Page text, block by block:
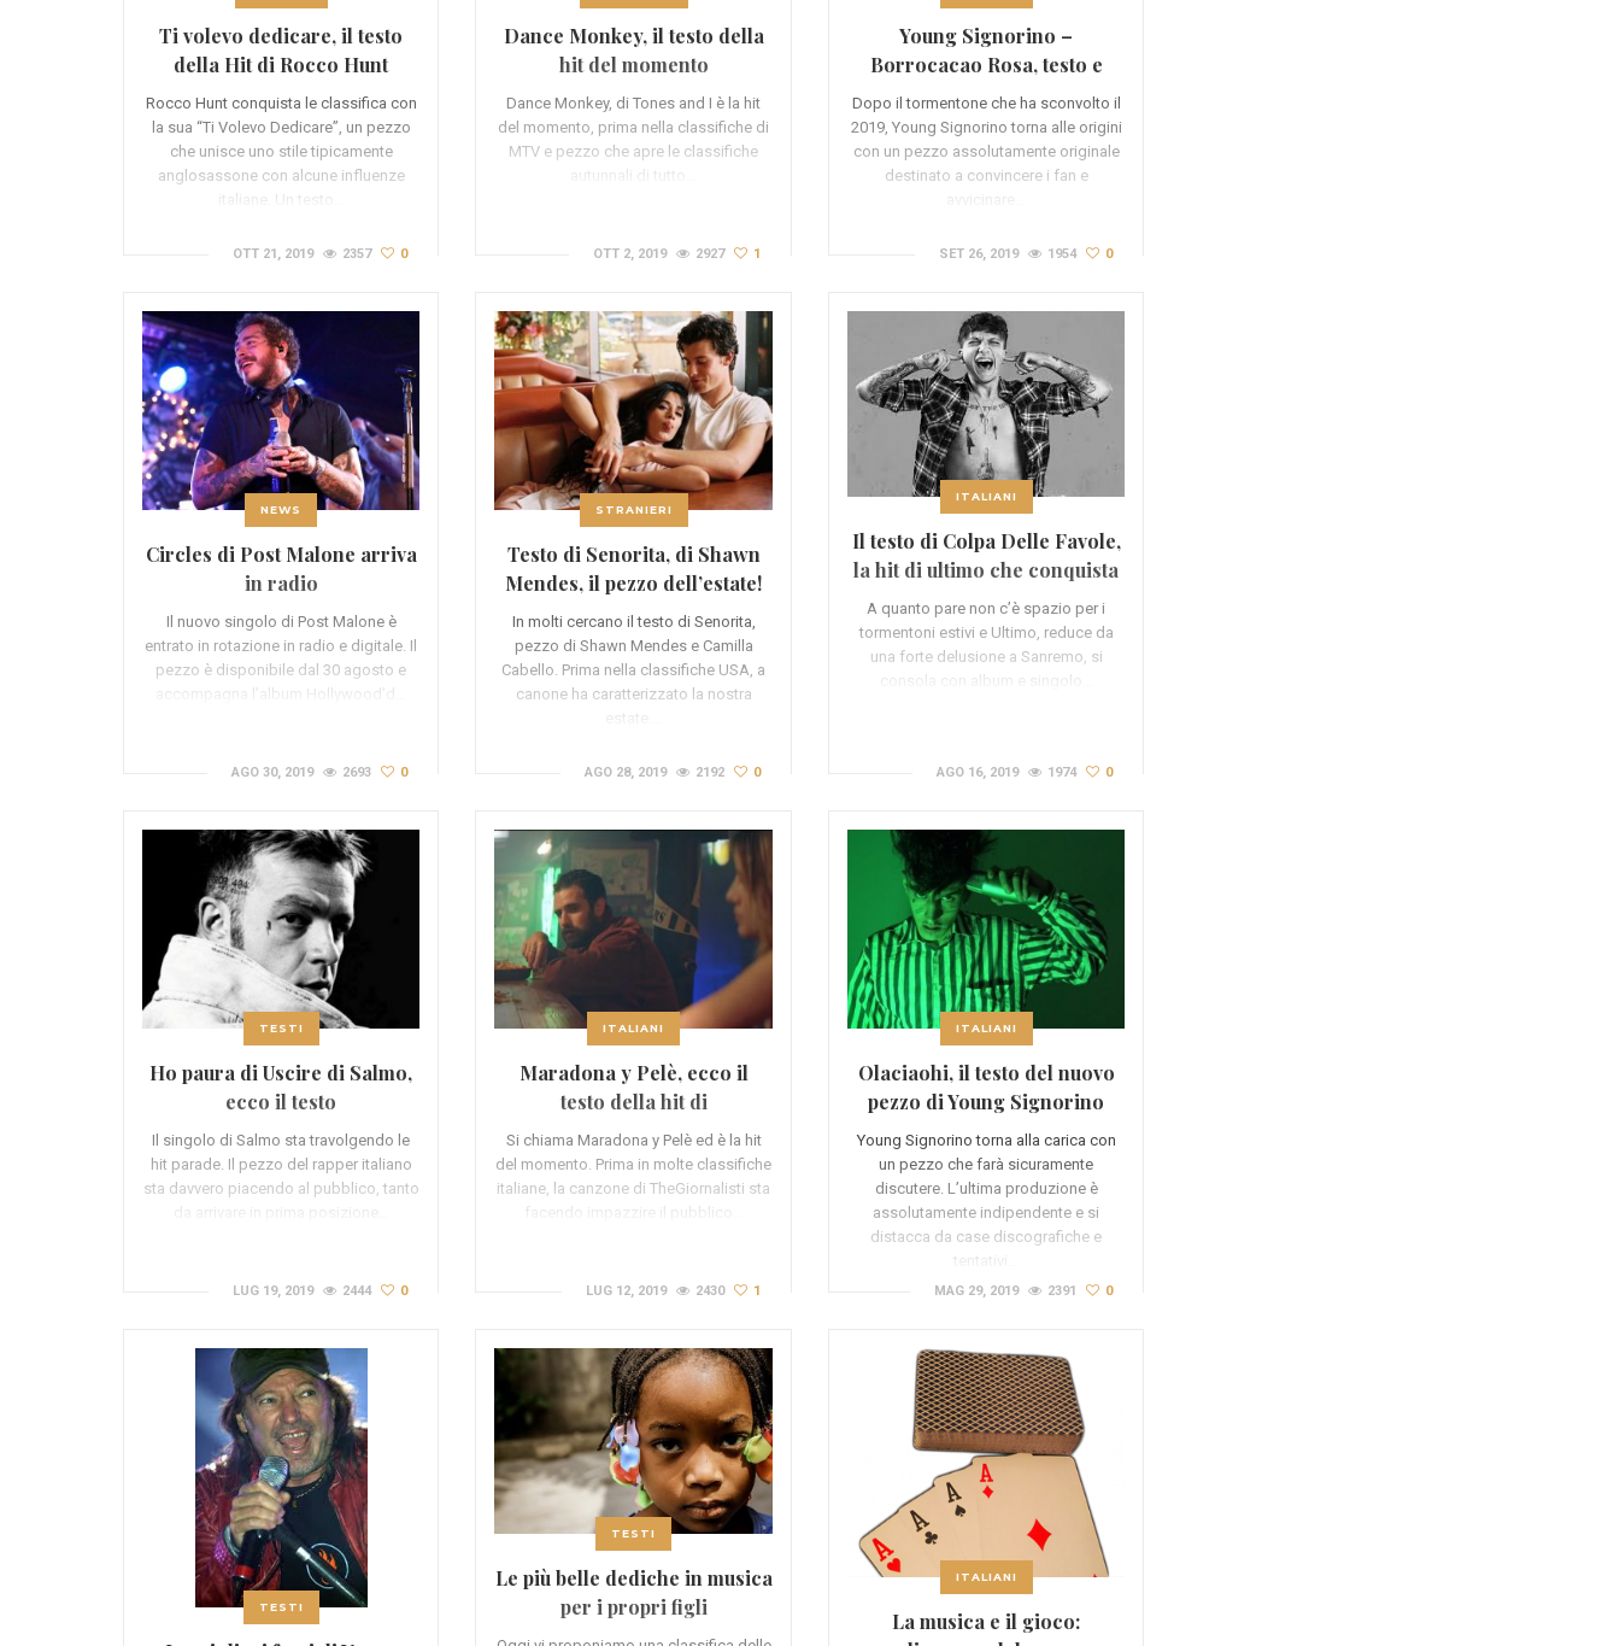
Ti volevo dedicare, il testo
della Hit di Rocco Hunt
Rocco Hunt conquista le classifica con
la sua “Ti Volevo Dedicare”, un pezzo
che unisce uno stile tipicamente
anglosassone con alcune influenze
italiane. Un testo…
OTT 21, 2019 2357 0
Dance Monkey, il testo della
hit del momento
Dance Monkey, di Tones and I è la hit
del momento, prima nella classifiche di
MTV e pezzo che apre le classifiche
autunnali di tutto…
OTT 2, 2019 2927 1
Young Signorino –
Borrocacao Rosa, testo e
video
Dopo il tormentone che ha sconvolto il
2019, Young Signorino torna alle origini
con un pezzo assolutamente originale
destinato a convincere i fan e
SET 26, 2019 1954 0
NEWS
Circles di Post Malone arriva
in radio
Il nuovo singolo di Post Malone è
entrato in rotazione in radio e digitale. Il
pezzo è disponibile dal 30 agosto e
accompagna l’album Hollywood’d…
AGO 30, 2019 2693 0
STRANIERI
Testo di Senorita, di Shawn
Mendes, il pezzo dell’estate!
In molti cercano il testo di Senorita,
pezzo di Shawn Mendes e Camilla
Cabello. Prima nella classifiche USA, a
canone ha caratterizzato la nostra
estate.…
AGO 28, 2019 2192 0
ITALIANI
Il testo di Colpa Delle Favole,
la hit di ultimo che conquista
le classifiche
A quanto pare non c’è spazio per i
tormentoni estivi e Ultimo, reduce da
una forte delusione a Sanremo, si
consola con album e singolo…
AGO 16, 2019 1974 0
TESTI
Ho paura di Uscire di Salmo,
ecco il testo
Il singolo di Salmo sta travolgendo le
hit parade. Il pezzo del rapper italiano
sta davvero piacendo al pubblico, tanto
LUG 19, 2019 2444 0
ITALIANI
Maradona y Pelè, ecco il
testo della hit di
TheGiornalisti
Si chiama Maradona y Pelè ed è la hit
del momento. Prima in molte classifiche
italiane, la canzone di TheGiornalisti sta
facendo impazzire il pubblico…
LUG 12, 2019 2430 1
ITALIANI
Olaciaohi, il testo del nuovo
pezzo di Young Signorino
Young Signorino torna alla carica con
un pezzo che farà sicuramente
discutere. L’ultima produzione è
assolutamente indipendente e si
distacca da case discografiche e
tentativi…
MAG 29, 2019 2391 0
TESTI
TESTI
Le più belle dediche in musica
per i propri figli
ITALIANI
La musica e il gioco: